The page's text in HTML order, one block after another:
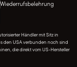
Wiederrufsbelehrung
Händler mit Sitz in
den USA verbunden noch sind
die direkt vom US-Hersteller